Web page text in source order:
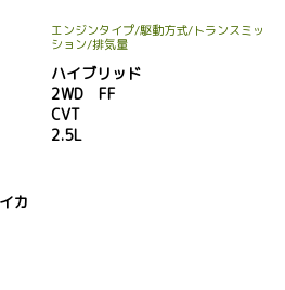
エンジンタイプ/駆動方式/トランスミッ
ション/排気量
ハイブリッド
2WD FF
CVT
2.5L
カ